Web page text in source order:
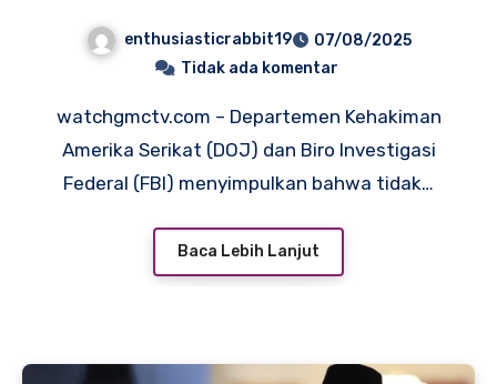
Epstein, Tegaskan Bunuh
Diri Sebagai Penyebab
Kematian
enthusiasticrabbit19
07/08/2025
Tidak ada komentar
watchgmctv.com – Departemen Kehakiman
Amerika Serikat (DOJ) dan Biro Investigasi
Federal (FBI) menyimpulkan bahwa tidak…
Baca Lebih Lanjut